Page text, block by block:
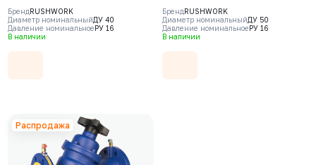
PN16, корпус - чугун GJS-400-15
(GGG40), клапан - нерж. сталь
CF8, уплотнение - EPDM, Ф/Ф
БрендRUSHWORK
Диаметр номинальныйДУ 40
Давление номинальноеРУ 16
В наличии
PN16, корпус - чугун GJS-400-15
(GGG40), клапан - нерж. сталь
CF8, уплотнение - EPDM, Ф/Ф
БрендRUSHWORK
Диаметр номинальныйДУ 50
Давление номинальноеРУ 16
В наличии
Распродажа